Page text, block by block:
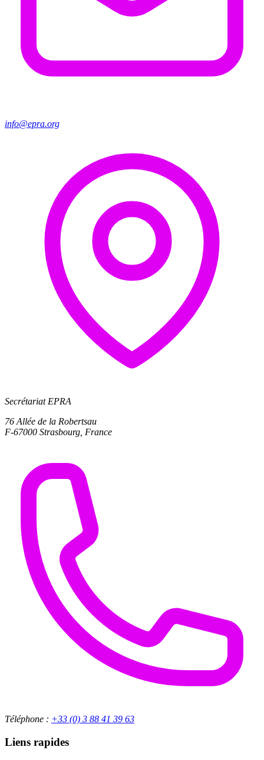
info@epra.org
Secrétariat EPRA
76 Allée de la Robertsau
F-67000 Strasbourg, France
Téléphone : +33 (0) 3 88 41 39 63
Liens rapides